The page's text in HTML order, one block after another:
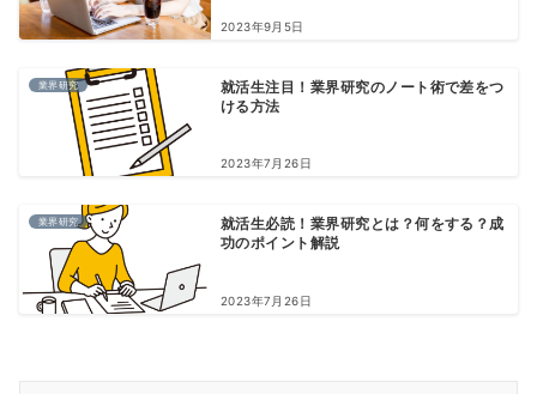
2023年9月5日
業界研究
就活生注目！業界研究のノート術で差をつ
ける方法
2023年7月26日
業界研究
就活生必読！業界研究とは？何をする？成
功のポイント解説
2023年7月26日